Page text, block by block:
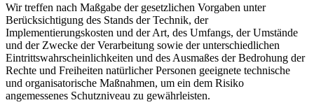
Wir treffen nach Maßgabe der gesetzlichen Vorgaben unter
Berücksichtigung des Stands der Technik, der
Implementierungskosten und der Art, des Umfangs, der Umstände
und der Zwecke der Verarbeitung sowie der unterschiedlichen
Eintrittswahrscheinlichkeiten und des Ausmaßes der Bedrohung der
Rechte und Freiheiten natürlicher Personen geeignete technische
und organisatorische Maßnahmen, um ein dem Risiko
angemessenes Schutzniveau zu gewährleisten.